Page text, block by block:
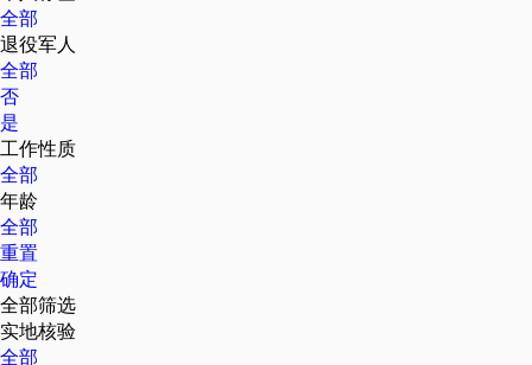
全部
退役军人
全部
否
是
工作性质
全部
年龄
全部
重置
确定
全部筛选
实地核验
全部